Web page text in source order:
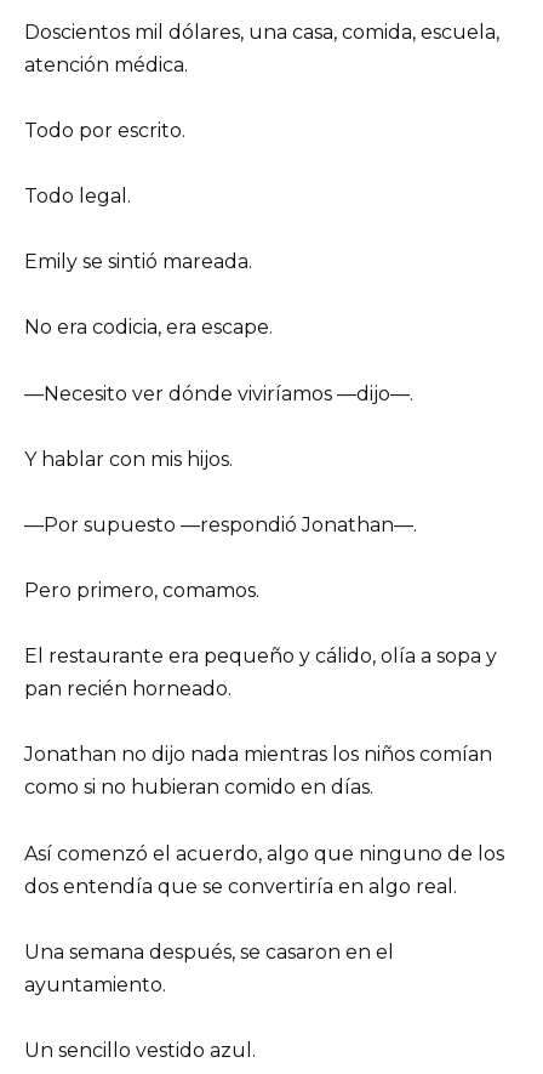
Doscientos mil dólares, una casa, comida, escuela,
atención médica.
Todo por escrito.
Todo legal.
Emily se sintió mareada.
No era codicia, era escape.
—Necesito ver dónde viviríamos —dijo—.
Y hablar con mis hijos.
—Por supuesto —respondió Jonathan—.
Pero primero, comamos.
El restaurante era pequeño y cálido, olía a sopa y
pan recién horneado.
Jonathan no dijo nada mientras los niños comían
como si no hubieran comido en días.
Así comenzó el acuerdo, algo que ninguno de los
dos entendía que se convertiría en algo real.
Una semana después, se casaron en el
ayuntamiento.
Un sencillo vestido azul.